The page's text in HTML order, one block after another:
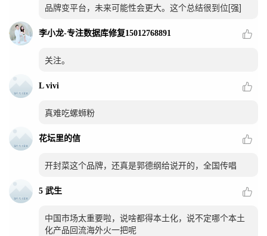
品牌变平台，未来可能性会更大。这个总结很到位[强]
李小龙-专注数据库修复15012768891
关注。
L vivi
真难吃螺蛳粉
花坛里的信
开封菜这个品牌，还真是郭德纲给说开的，全国传唱
5 武生
中国市场太重要啦，说啥都得本土化，说不定哪个本土
化产品回流海外火一把呢